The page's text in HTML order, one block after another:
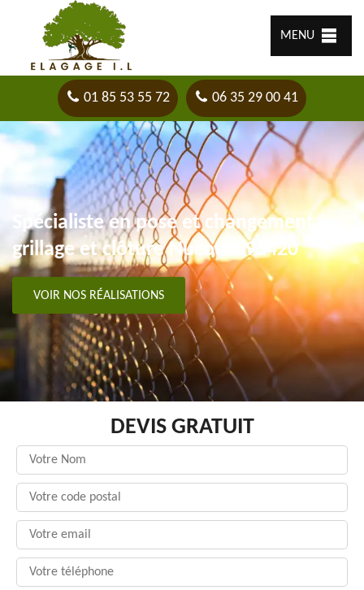
MENU
01 85 53 55 72 06 35 29 00 41
Spécialiste en pose et changement
grillage et clôture Nucourt 95420
VOIR NOS RÉALISATIONS
DEVIS GRATUIT